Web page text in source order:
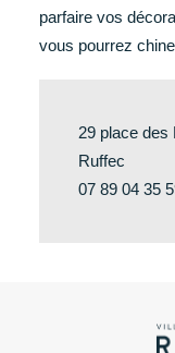
parfaire vos
vous pourrez
29 place des
Ruffec
07 89 04 35